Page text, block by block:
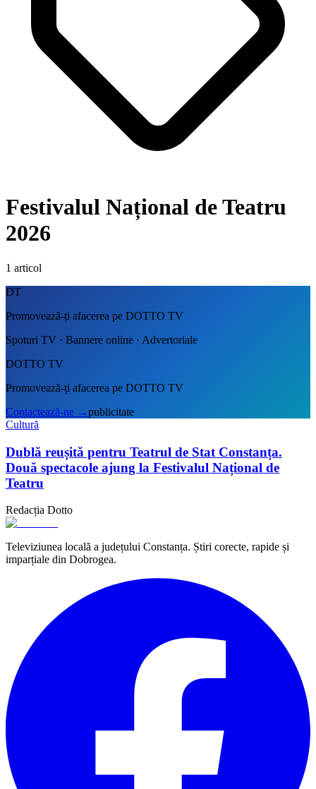
Festivalul Național de Teatru
2026
1 articol
DT
Promovează-ți afacerea pe DOTTO TV
Spoturi TV · Bannere online · Advertoriale
DOTTO TV
Promovează-ți afacerea pe DOTTO TV
Contactează-ne →publicitate
Cultură
Dublă reușită pentru Teatrul de Stat Constanța.
Două spectacole ajung la Festivalul Național de
Teatru
Redacția Dotto
Televiziunea locală a județului Constanța. Știri corecte, rapide și
imparțiale din Dobrogea.